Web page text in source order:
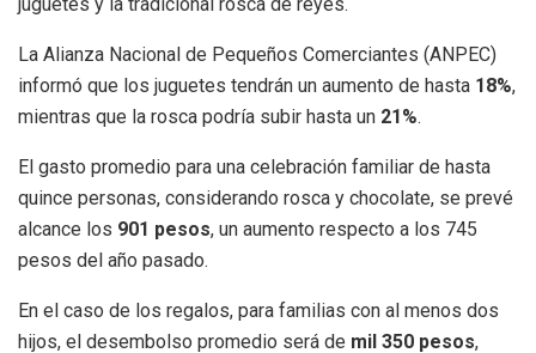
La Alianza Nacional de Pequeños Comerciantes (ANPEC)
informó que los juguetes tendrán un aumento de hasta 18%,
mientras que la rosca podría subir hasta un 21%.
El gasto promedio para una celebración familiar de hasta
quince personas, considerando rosca y chocolate, se prevé
alcance los 901 pesos, un aumento respecto a los 745
pesos del año pasado.
En el caso de los regalos, para familias con al menos dos
hijos, el desembolso promedio será de mil 350 pesos,